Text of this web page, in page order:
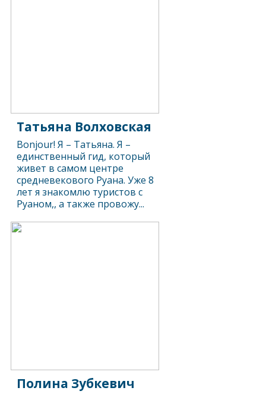
Татьяна Волховская
Bonjour! Я – Татьяна. Я –
единственный гид, который
живет в самом центре
средневекового Руана. Уже 8
лет я знакомлю туристов с
Руаном,, а также провожу...
Полина Зубкевич